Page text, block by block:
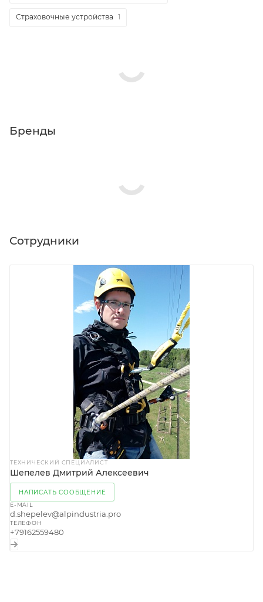
Страховочные устройства 1
Бренды
Сотрудники
ТЕХНИЧЕСКИЙ СПЕЦИАЛИСТ
Шепелев Дмитрий Алексеевич
НАПИСАТЬ СООБЩЕНИЕ
E-MAIL
d.shepelev@alpindustria.pro
ТЕЛЕФОН
+79162559480